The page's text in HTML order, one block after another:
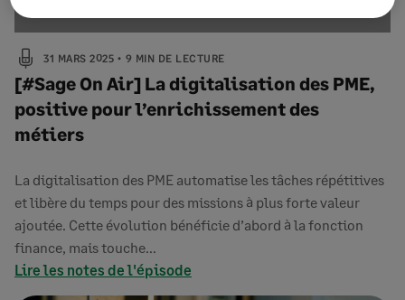
31 MARS 2025 9 MIN DE LECTURE
[#Sage On Air] La digitalisation des PME,
positive pour l’enrichissement des
métiers
La digitalisation des PME automatise les tâches répétitives
et libère du temps pour des missions à plus forte valeur
ajoutée. Cette évolution bénéficie d’abord à la fonction
finance, mais touche…
Lire les notes de l'épisode